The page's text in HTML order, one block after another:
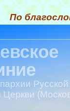
По
Русской